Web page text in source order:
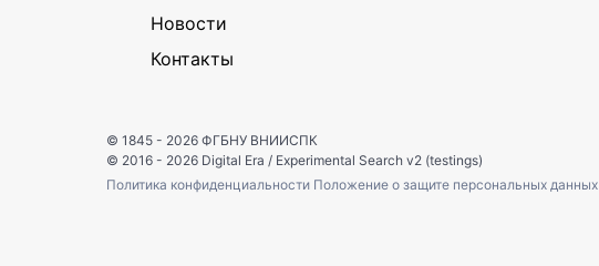
Новости
Контакты
© 1845 - 2026 ФГБНУ ВНИИСПК
© 2016 - 2026 Digital Era / Experimental Search v2 (testings)
Политика конфиденциальности Положение о защите персональных данных